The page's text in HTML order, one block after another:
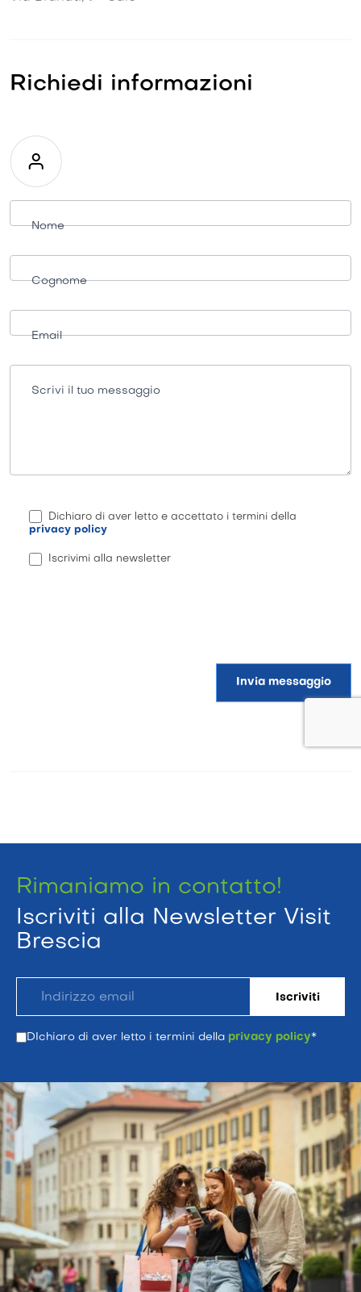
Richiedi informazioni
Richiesta
informazioni
Nome
Cognome
Email
Scrivi il tuo messaggio
Dichiaro di aver letto e accettato i termini della
privacy policy
Iscrivimi alla newsletter
Invia messaggio
Rimaniamo in contatto!
Iscriviti alla Newsletter Visit
Brescia
DIchiaro di aver letto i termini della privacy policy*